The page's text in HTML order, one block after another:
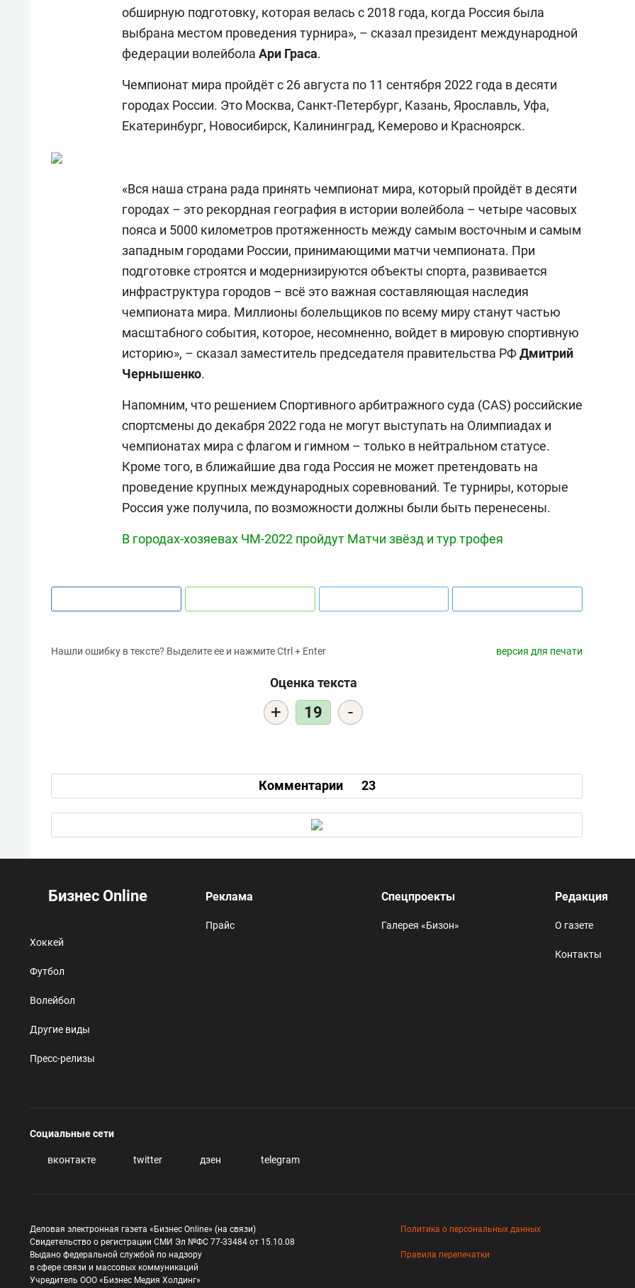
обширную подготовку, которая велась с 2018 года, когда Россия была
выбрана местом проведения турнира», – сказал президент международной
федерации волейбола Ари Граса.
Чемпионат мира пройдёт с 26 августа по 11 сентября 2022 года в десяти
городах России. Это Москва, Санкт-Петербург, Казань, Ярославль, Уфа,
Екатеринбург, Новосибирск, Калининград, Кемерово и Красноярск.
«Вся наша страна рада принять чемпионат мира, который пройдёт в десяти
городах – это рекордная география в истории волейбола – четыре часовых
пояса и 5000 километров протяженность между самым восточным и самым
западным городами России, принимающими матчи чемпионата. При
подготовке строятся и модернизируются объекты спорта, развивается
инфраструктура городов – всё это важная составляющая наследия
чемпионата мира. Миллионы болельщиков по всему миру станут частью
масштабного события, которое, несомненно, войдет в мировую спортивную
историю», – сказал заместитель председателя правительства РФДмитрий
Чернышенко.
Напомним, что решением Спортивного арбитражного суда (CAS) российские
спортсмены до декабря 2022 года не могут выступать на Олимпиадах и
чемпионатах мира с флагом и гимном – только в нейтральном статусе.
Кроме того, в ближайшие два года Россия не может претендовать на
проведение крупных международных соревнований. Те турниры, которые
Россия уже получила, по возможности должны были быть перенесены.
В городах-хозяевах ЧМ-2022 пройдут Матчи звёзд и тур трофея
Нашли ошибку в тексте? Выделите ее и нажмите Ctrl + Enter версия для печати
Оценка текста
+ 19 -
Комментарии 23
Бизнес Online
Хоккей
Футбол
Волейбол
Другие виды
Пресс-релизы
Реклама
Прайс
Спецпроекты
Галерея «Бизон»
Редакция
О газете
Контакты
Социальные сети
вконтакте twitter дзен telegram
Деловая электронная газета «Бизнес Online» (на связи)
Свидетельство о регистрации СМИ Эл №ФС 77-33484 от 15.10.08
Выдано федеральной службой по надзору
в сфере связи и массовых коммуникаций
Учредитель ООО «Бизнес Медия Холдинг»
Политика о персональных данных
Правила перепечатки